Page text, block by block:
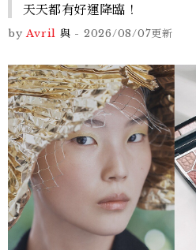
天天都有好運降臨！
by Avril 與 - 2026/08/07更新